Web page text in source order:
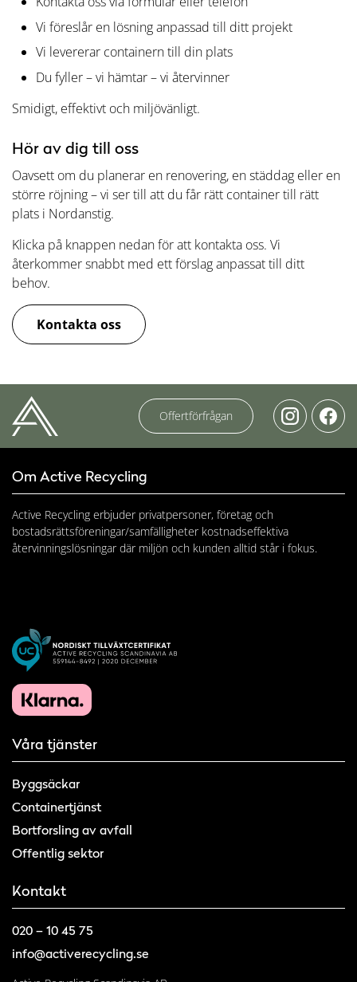
Vi föreslår en lösning anpassad till ditt projekt
Vi levererar containern till din plats
Du fyller – vi hämtar – vi återvinner
Smidigt, effektivt och miljövänligt.
Hör av dig till oss
Oavsett om du planerar en renovering, en städdag eller en
större röjning – vi ser till att du får rätt container till rätt
plats i Nordanstig.
Klicka på knappen nedan för att kontakta oss. Vi
återkommer snabbt med ett förslag anpassat till ditt
behov.
Kontakta oss
Offertförfrågan
Om Active Recycling
Active Recycling erbjuder privatpersoner, företag och
bostadsrättsföreningar/samfälligheter kostnadseffektiva
återvinningslösningar där miljön och kunden alltid står i fokus.
Våra tjänster
Byggsäckar
Containertjänst
Bortforsling av avfall
Offentlig sektor
Kontakt
020 – 10 45 75
info@activerecycling.se